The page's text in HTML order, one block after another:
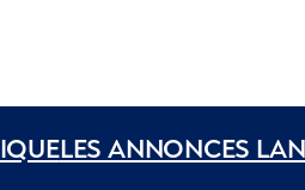
LES ANNONCES